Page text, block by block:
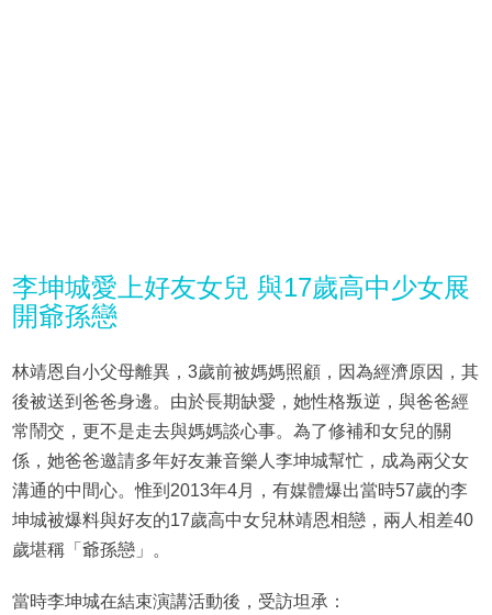
李坤城愛上好友女兒 與17歲高中少女展
開爺孫戀
林靖恩自小父母離異，3歲前被媽媽照顧，因為經濟原因，其
後被送到爸爸身邊。由於長期缺愛，她性格叛逆，與爸爸經
常鬧交，更不是走去與媽媽談心事。為了修補和女兒的關
係，她爸爸邀請多年好友兼音樂人李坤城幫忙，成為兩父女
溝通的中間心。惟到2013年4月，有媒體爆出當時57歲的李
坤城被爆料與好友的17歲高中女兒林靖恩相戀，兩人相差40
歲堪稱「爺孫戀」。
當時李坤城在結束演講活動後，受訪坦承：